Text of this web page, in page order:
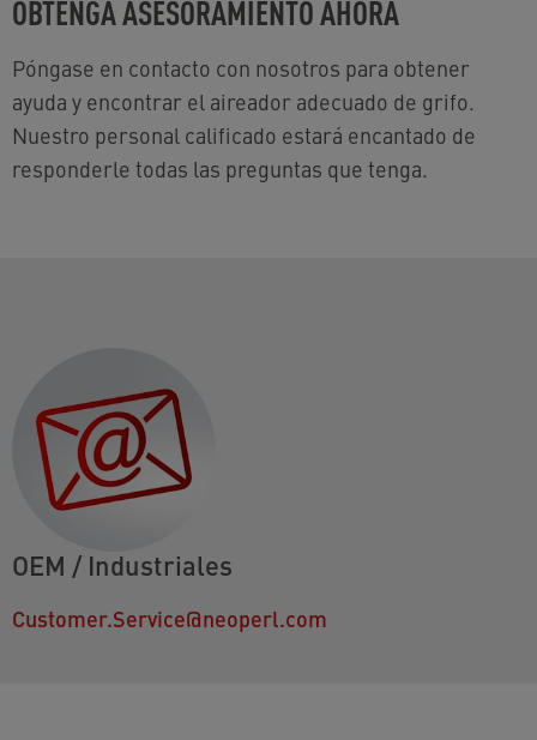
OBTENGA ASESORAMIENTO AHORA
Póngase en contacto con nosotros para obtener
ayuda y encontrar el aireador adecuado de grifo.
Nuestro personal calificado estará encantado de
responderle todas las preguntas que tenga.
OEM / Industriales
Customer.Service@neoperl.com